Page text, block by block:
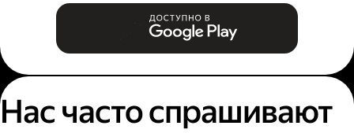
Нас часто спрашивают